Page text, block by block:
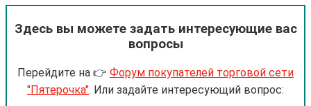
Здесь вы можете задать интересующие вас
вопросы
Перейдите на 👉 Форум покупателей торговой сети
"Пятерочка". Или задайте интересующий вопрос: